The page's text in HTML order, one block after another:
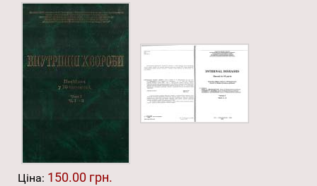
Ціна: 150.00 грн.